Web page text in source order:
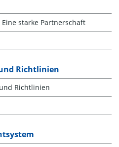
Eine starke Partnerschaft
Richtlinien
Richtlinien